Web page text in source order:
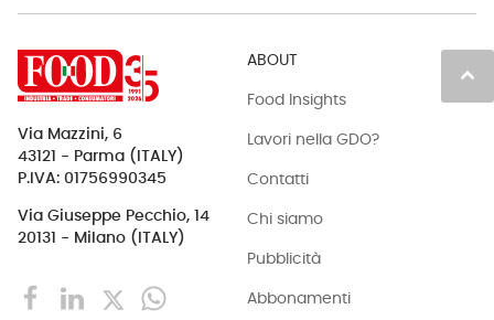
keyboard_arrow_up
Via Mazzini, 6
43121 - Parma (ITALY)
P.IVA: 01756990345
Via Giuseppe Pecchio, 14
20131 - Milano (ITALY)
ABOUT
Food Insights
Lavori nella GDO?
Contatti
Chi siamo
Pubblicità
Abbonamenti